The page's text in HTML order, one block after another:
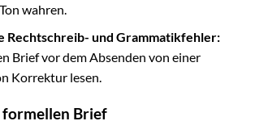
wahren.
Rechtschreib- und Grammatikfehler:
Brief vor dem Absenden von einer
Korrektur lesen.
Brief